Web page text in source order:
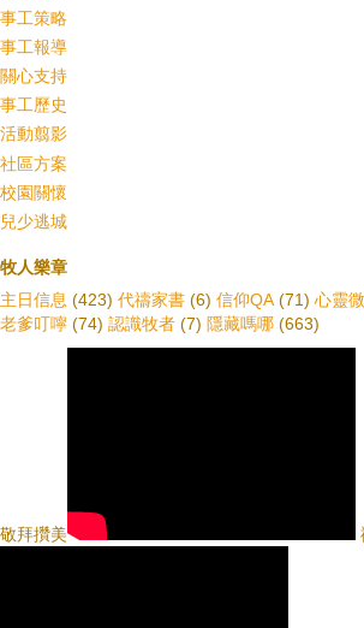
事工策略
事工報導
關心支持
事工歷史
活動翦影
社區方案
校園關懷
兒少逃城
牧人樂章
主日信息 (423) 代禱家書 (6) 信仰QA (71) 心靈
老爹叮嚀 (74) 認識牧者 (7) 隱藏嗎哪 (663)
敬拜攢美